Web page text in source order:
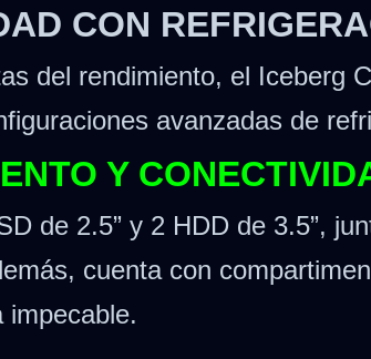
CON
del rendimiento, el Iceberg
avanzadas de
Y
de 2.5” y 2 HDD de 3.5”,
cuenta con
impecable.